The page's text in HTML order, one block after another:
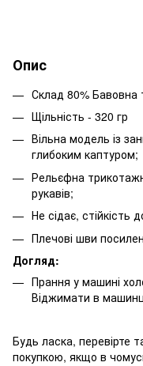
Опис
Склад 80% Бавовна
Щільність - 320 гр
Вільна модель із
глибоким каптуром;
Рельєфна
рукавів;
Не сідає, стійкість
Плечові шви
Догляд:
Прання у машині
Віджимати в
Будь ласка, перевірте
покупкою, якщо в